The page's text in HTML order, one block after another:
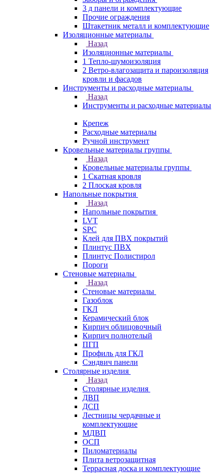
3 д панели и комплектующие
Прочие ограждения
Штакетник металл и комплектующие
Изоляционные материалы
Назад
Изоляционные материалы
1 Тепло-шумоизоляция
2 Ветро-влагозащита и пароизоляция
кровли и фасадов
Инструменты и расходные материалы
Назад
Инструменты и расходные материалы
Крепеж
Расходные материалы
Ручной инструмент
Кровельные материалы группы
Назад
Кровельные материалы группы
1 Скатная кровля
2 Плоская кровля
Напольные покрытия
Назад
Напольные покрытия
LVT
SPC
Клей для ПВХ покрытий
Плинтус ПВХ
Плинтус Полистирол
Пороги
Стеновые материалы
Назад
Стеновые материалы
Газоблок
ГКЛ
Керамический блок
Кирпич облицовочный
Кирпич полнотелый
ПГП
Профиль для ГКЛ
Сэндвич панели
Столярные изделия
Назад
Столярные изделия
ДВП
ДСП
Лестницы чердачные и
комплектующие
МДВП
ОСП
Пиломатериалы
Плита ветрозащитная
Террасная доска и комплектующие